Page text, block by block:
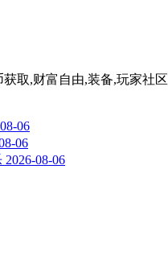
获取,财富自由,装备,玩家社区
06
06
2026-08-06